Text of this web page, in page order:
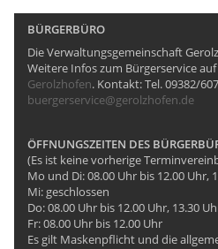
BÜRGERBÜRO
Die Verwaltungsgemeinschaft
Weitere Infos zum Bürgerservice
Gerolzhofen. Kontakt: Tel. 09382/
buergerservice@gerolzhofen.de
ÖFFNUNGSZEITEN DES
(Es ist keine vorherige
Mo und Di: 08.00 Uhr bis 12.00 Uhr,
Mi: geschlossen
Do: 08.00 Uhr bis 12.00 Uhr, 13.30
Fr: 08.00 Uhr bis 12.00 Uhr
Es gilt Maskenpflicht und die